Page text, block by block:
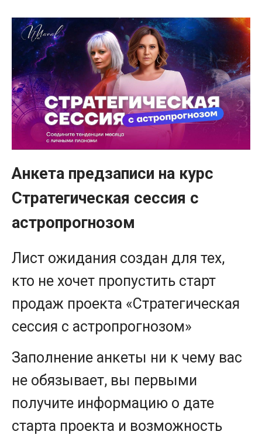
Анкета предзаписи на курс
Стратегическая сессия с
астропрогнозом
Лист ожидания создан для тех,
кто не хочет пропустить старт
продаж проекта «Стратегическая
сессия с астропрогнозом»
Заполнение анкеты ни к чему вас
не обязывает, вы первыми
получите информацию о дате
старта проекта и возможность